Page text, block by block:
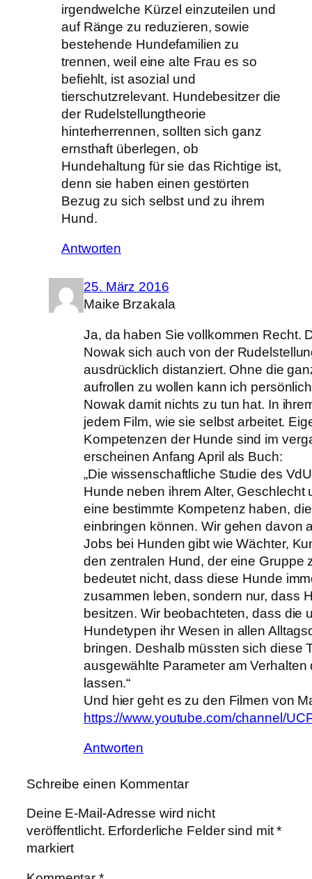
irgendwelche Kürzel einzuteilen und
auf Ränge zu reduzieren, sowie
bestehende Hundefamilien zu
trennen, weil eine alte Frau es so
befiehlt, ist asozial und
tierschutzrelevant. Hundebesitzer die
der Rudelstellungtheorie
hinterherrennen, sollten sich ganz
ernsthaft überlegen, ob
Hundehaltung für sie das Richtige ist,
denn sie haben einen gestörten
Bezug zu sich selbst und zu ihrem
Hund.
Antworten
25. März 2016
Maike Brzakala
Ja, da haben Sie vollkommen Recht.
Nowak sich auch von der
ausdrücklich distanziert. Ohne die
aufrollen zu wollen kann ich
Nowak damit nichts zu tun hat. In
jedem Film, wie sie selbst arbeitet.
Kompetenzen der Hunde sind im
erscheinen Anfang April als Buch:
„Die wissenschaftliche Studie des
Hunde neben ihrem Alter,
eine bestimmte Kompetenz haben,
einbringen können. Wir gehen davon
Jobs bei Hunden gibt wie Wächter,
den zentralen Hund, der eine Gruppe
bedeutet nicht, dass diese Hunde
zusammen leben, sondern nur, dass
besitzen. Wir beobachteten, dass die
Hundetypen ihr Wesen in allen
bringen. Deshalb müssten sich diese
ausgewählte Parameter am
lassen.“
Und hier geht es zu den Filmen von
https://www.youtube.com/channel/
Antworten
Schreibe einen Kommentar
Deine E-Mail-Adresse wird nicht
veröffentlicht. Erforderliche Felder sind mit*
markiert